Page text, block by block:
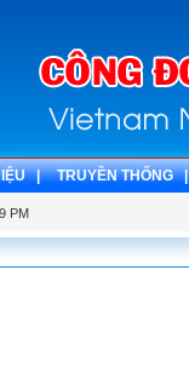
| TRUYỀN THỐNG |
PM